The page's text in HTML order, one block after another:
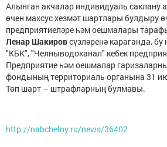
Алынган акчалар индивидуаль саклану
өчен махсус хезмәт шартлары булдыру
предприятиеләре һәм оешмалары
Ленар Шакировсүзләренә караганда,
"КБК", "Челныводоканал" кебек
Предприятие һәм оешмалар
фондының территориаль органына 31
Төп шарт – штрафларның булмавы.
http://nabchelny.ru/news/36402